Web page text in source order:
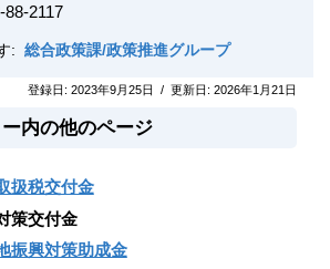
88-2117
: 総合政策課/政策推進グループ
登録日: 2023年9月25日 / 更新日: 2026年1月21日
内の他のページ
扱税交付金
策交付金
振興対策助成金